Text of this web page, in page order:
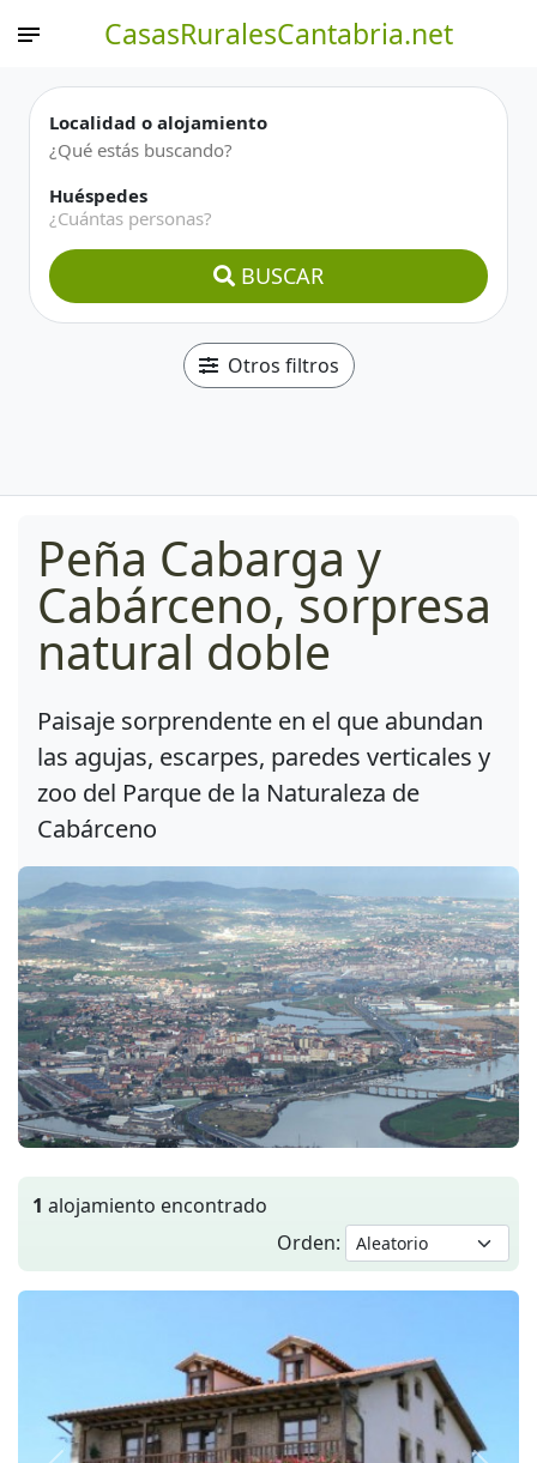
CasasRuralesCantabria.net
Localidad o alojamiento
Huéspedes
¿Cuántas personas?
BUSCAR
Otros filtros
Peña Cabarga y
Cabárceno, sorpresa
natural doble
Paisaje sorprendente en el que abundan
las agujas, escarpes, paredes verticales y
zoo del Parque de la Naturaleza de
Cabárceno
1 alojamiento encontrado
Orden: